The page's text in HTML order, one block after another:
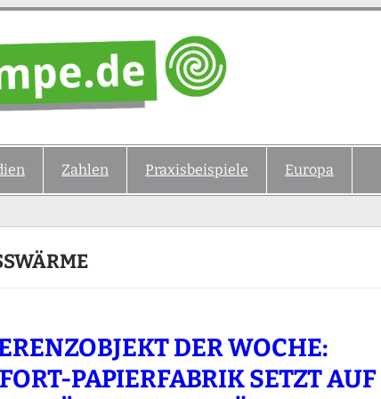
Zahlen Praxisbeispiele Europa
DER WOCHE:
PAPIERFABRIK SETZT AUF